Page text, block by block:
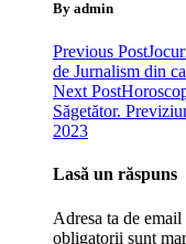
By admin
Previous Post
de Jurnalism din
Next Post
Săgetător.
2023
Lasă un răspuns
Adresa ta de
obligatorii sunt